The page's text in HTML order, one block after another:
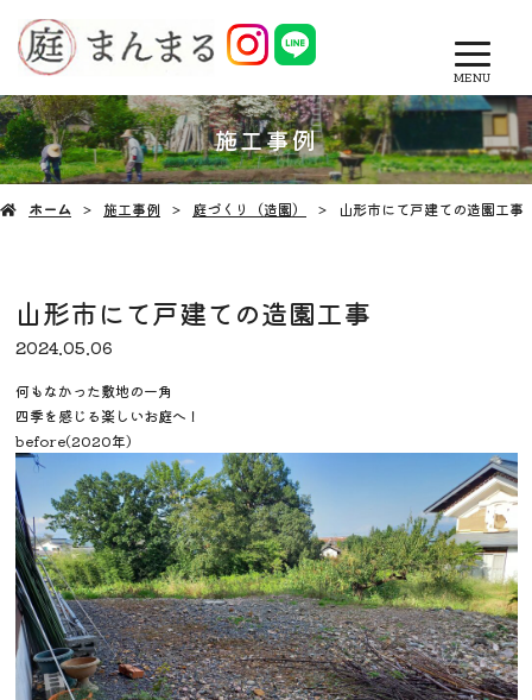
MENU
施工事例
ホーム 施工事例 庭づくり（造園） 山形市にて戸建ての造園工事
山形市にて戸建ての造園工事
2024.05.06
何もなかった敷地の一角
四季を感じる楽しいお庭へ！
before(2020年)